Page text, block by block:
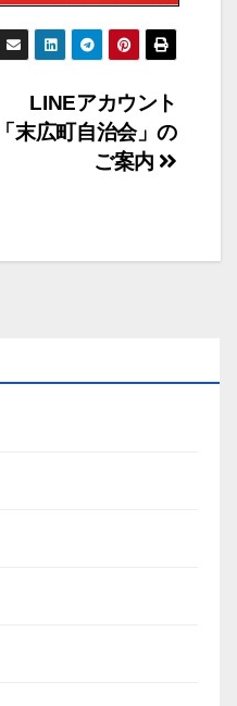
LINEアカウント
「末広町自治会」の
ご案内